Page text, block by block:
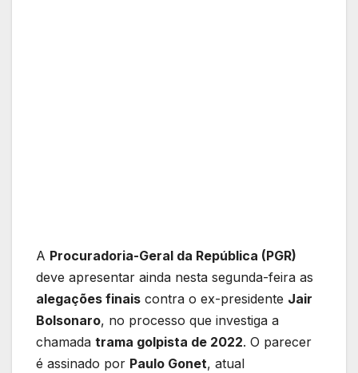
A Procuradoria-Geral da República (PGR)
deve apresentar ainda nesta segunda-feira as
alegações finais contra o ex-presidente Jair
Bolsonaro, no processo que investiga a
chamada trama golpista de 2022. O parecer
é assinado por Paulo Gonet, atual